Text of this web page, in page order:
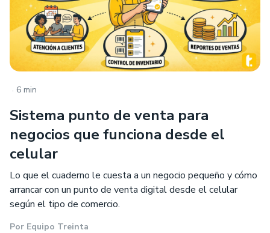
. 6 min
Sistema punto de venta para
negocios que funciona desde el
celular
Lo que el cuaderno le cuesta a un negocio pequeño y cómo
arrancar con un punto de venta digital desde el celular
según el tipo de comercio.
Por Equipo Treinta